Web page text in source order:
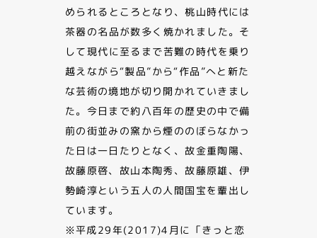
められるところとなり、桃山時代には
茶器の名品が数多く焼かれました。そ
して現代に至るまで苦難の時代を乗り
越えながら“製品”から“作品”へと新た
な芸術の境地が切り開かれていきまし
た。今日まで約八百年の歴史の中で備
前の街並みの窯から煙ののぼらなかっ
た日は一日たりとなく、故金重陶陽、
故藤原啓、故山本陶秀、故藤原雄、伊
勢崎淳という五人の人間国宝を輩出し
ています。
※平成29年(2017)4月に「きっと恋